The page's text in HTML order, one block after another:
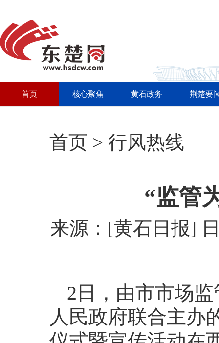
首页 核心聚焦 黄石政务 荆楚要
首页 > 行风热线
“监管
来源：[黄石日报]
2日，由市市场
人民政府联合主办